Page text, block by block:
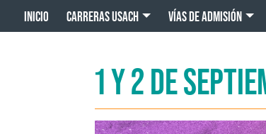
Main navigation
INICIO CARRERAS USACH VÍAS DE ADMISIÓN
1 Y 2 DE